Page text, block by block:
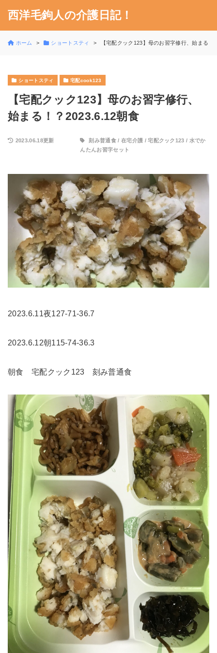
西洋毛鉤人の介護日記！
ホーム ショートスティ 【宅配クック123】母のお習字修行、始まる！
ショートスティ 宅配cook123
【宅配クック123】母のお習字修行、
始まる！？2023.6.12朝食
2023.06.18更新 刻み普通食/ 在宅介護 /宅配クック123 / 水でか
んたんお習字セット
2023.6.11夜127-71-36.7
2023.6.12朝115-74-36.3
朝食 宅配クック123 刻み普通食